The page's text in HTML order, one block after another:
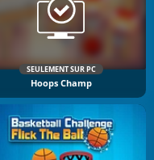
SEULEMENT SUR PC
Hoops Champ